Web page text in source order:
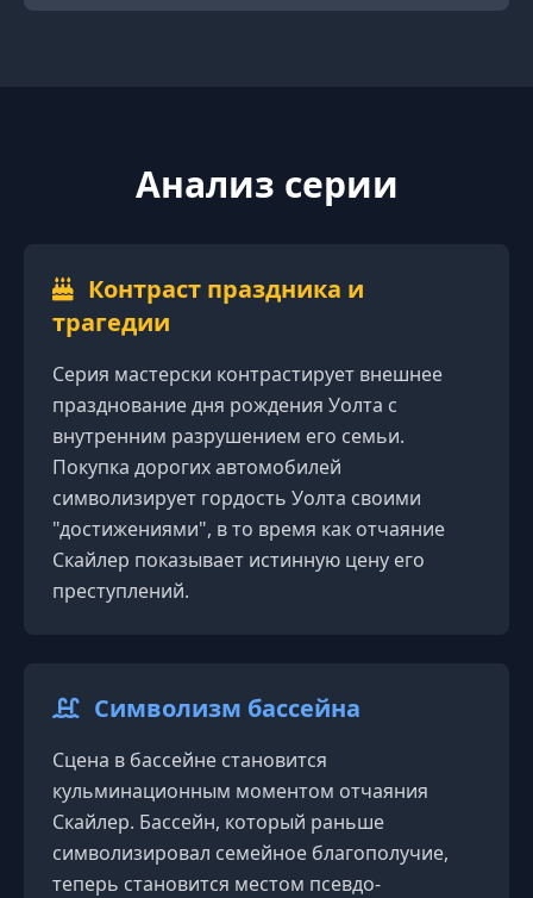
Анализ серии
Контраст праздника и
трагедии
Серия мастерски контрастирует внешнее
празднование дня рождения Уолта с
внутренним разрушением его семьи.
Покупка дорогих автомобилей
символизирует гордость Уолта своими
"достижениями", в то время как отчаяние
Скайлер показывает истинную цену его
преступлений.
Символизм бассейна
Сцена в бассейне становится
кульминационным моментом отчаяния
Скайлер. Бассейн, который раньше
символизировал семейное благополучие,
теперь становится местом псевдо-